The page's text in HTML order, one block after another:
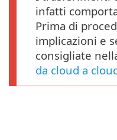
infatti
Prima di
implicazioni e
consigliate
da cloud a